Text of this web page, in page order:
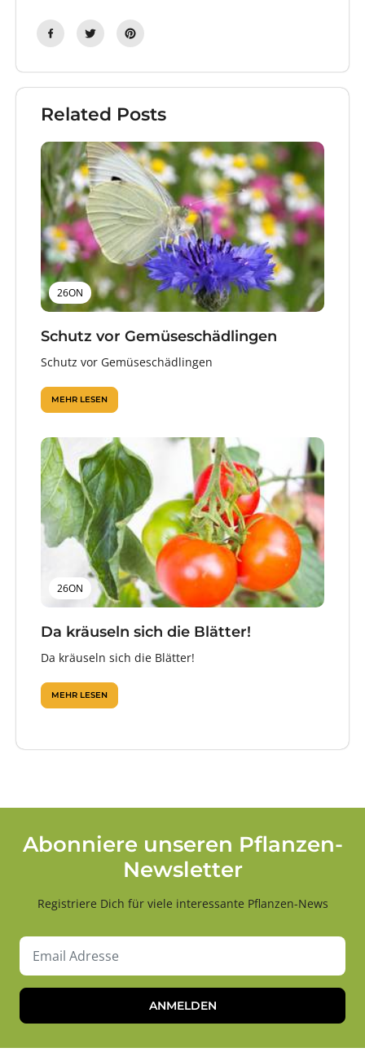
Related Posts
26ON
Schutz vor Gemüseschädlingen
Schutz vor Gemüseschädlingen
MEHR LESEN
26ON
Da kräuseln sich die Blätter!
Da kräuseln sich die Blätter!
MEHR LESEN
Abonniere unseren Pflanzen-
Newsletter
Registriere Dich für viele interessante Pflanzen-News
ANMELDEN